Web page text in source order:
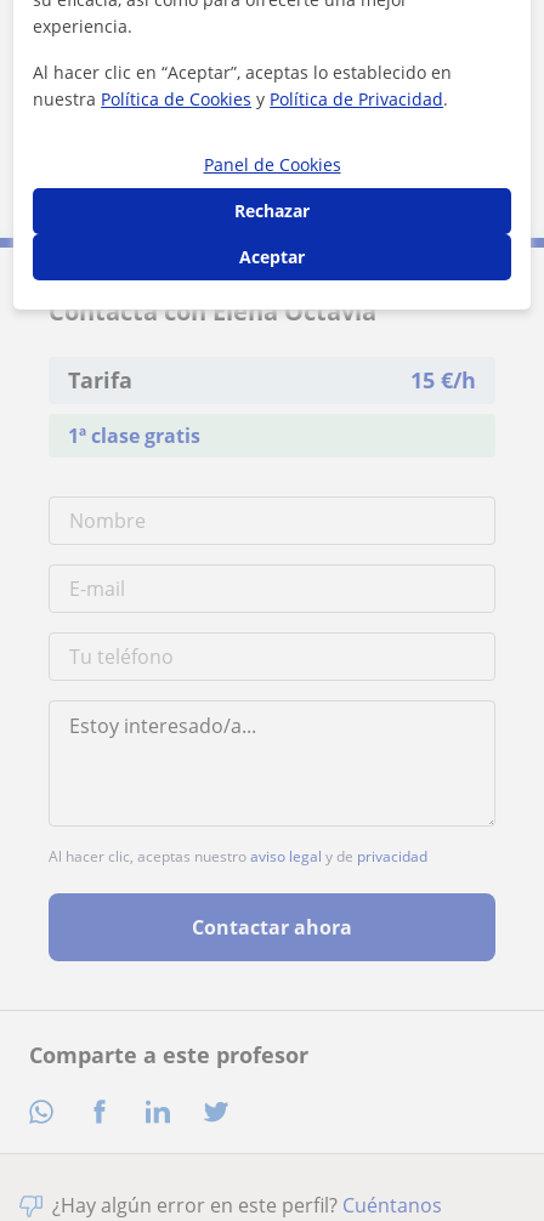
Comparte a este profesor
Datos verificados
★★★★★3 valoraciones
Contacta con Elena Octavia
Tarifa 15 €/h
1ª clase gratis
Al hacer clic, aceptas nuestroaviso legal y de privacidad
Contactar ahora
¿Hay algún error en este perfil? Cuéntanos
experiencia.
Al hacer clic en “Aceptar”, aceptas lo establecido en
nuestra Política de Cookies y Política de Privacidad.
Panel de Cookies
Rechazar
Aceptar